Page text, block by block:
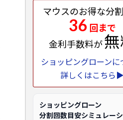
マウスのお得な分
36 回まで
金利手数料が
ショッピングローンに
詳しくはこちら▶
ショッピングローン
分割回数目安シミュレー